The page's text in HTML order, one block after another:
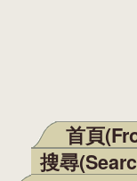
主選單
首頁
搜尋